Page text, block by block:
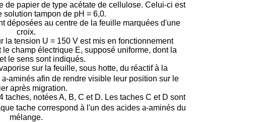
de papier de type acétate de cellulose. Celui-ci est
solution tampon de pH = 6,0.
déposées au centre de la feuille marquées d'une
croix.
la tension U = 150 V est mis en fonctionnement
champ électrique E, supposé uniforme, dont la
le sens sont indiqués.
sur la feuille, sous hotte, du réactif à la
a-aminés afin de rendre visible leur position sur le
après migration.
taches, notées A, B, C et D. Les taches C et D sont
tache correspond à l'un des acides a-aminés du
mélange.